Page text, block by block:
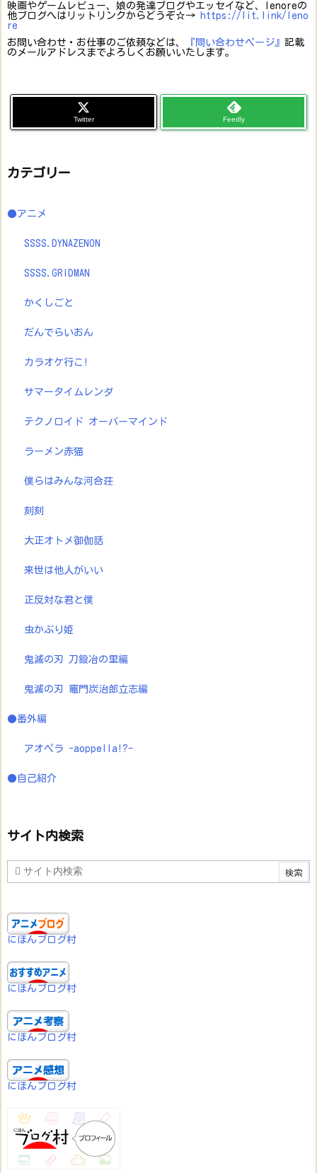
映画やゲームレビュー、娘の発達ブログやエッセイなど、lenoreの
他ブログへはリットリンクからどうぞ☆→
https://lit.link/leno
re
お問い合わせ・お仕事のご依頼などは、
『問い合わせページ』 記載
のメールアドレスまでよろしくお願いいたします。
Twitter Feedly
カテゴリー
●アニメ
SSSS.DYNAZENON
SSSS.GRIDMAN
かくしごと
だんでらいおん
カラオケ行こ!
サマータイムレンダ
テクノロイド オーバーマインド
ラーメン赤猫
僕らはみんな河合荘
刻刻
大正オトメ御伽話
来世は他人がいい
正反対な君と僕
虫かぶり姫
鬼滅の刃 刀鍛冶の里編
鬼滅の刃 竈門炭治郎立志編
●番外編
アオペラ -aoppella!?-
●自己紹介
サイト内検索
にほんブログ村
にほんブログ村
にほんブログ村
にほんブログ村